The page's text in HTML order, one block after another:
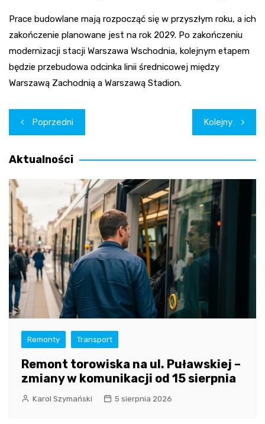
Prace budowlane mają rozpocząć się w przyszłym roku, a ich
zakończenie planowane jest na rok 2029. Po zakończeniu
modernizacji stacji Warszawa Wschodnia, kolejnym etapem
będzie przebudowa odcinka linii średnicowej między
Warszawą Zachodnią a Warszawą Stadion.
Nawigacja
wpisu
Poprzedni Kolejny
Aktualności
Remonty Transport
Remont torowiska na ul. Puławskiej –
zmiany w komunikacji od 15 sierpnia
Karol Szymański 5 sierpnia 2026